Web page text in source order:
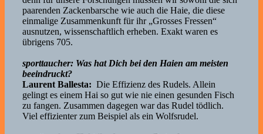
paarenden Zackenbarsche wie auch die Haie, die diese
einmalige Zusammenkunft für ihr „Grosses Fressen“
ausnutzen, wissenschaftlich erheben. Exakt waren es
übrigens 705.
sporttaucher: Was hat Dich bei den Haien am meisten
beeindruckt?
Laurent Ballesta: Die Effizienz des Rudels. Allein
gelingt es einem Hai so gut wie nie einen gesunden Fisch
zu fangen. Zusammen dagegen war das Rudel tödlich.
Viel effizienter zum Beispiel als ein Wolfsrudel.